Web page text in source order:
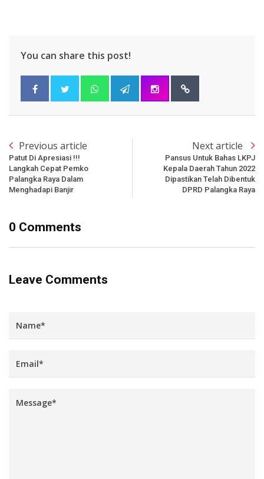
You can share this post!
Previous article
Patut Di Apresiasi !!!
Langkah Cepat Pemko
Palangka Raya Dalam
Menghadapi Banjir
Next article
Pansus Untuk Bahas LKPJ
Kepala Daerah Tahun 2022
Dipastikan Telah Dibentuk
DPRD Palangka Raya
0 Comments
Leave Comments